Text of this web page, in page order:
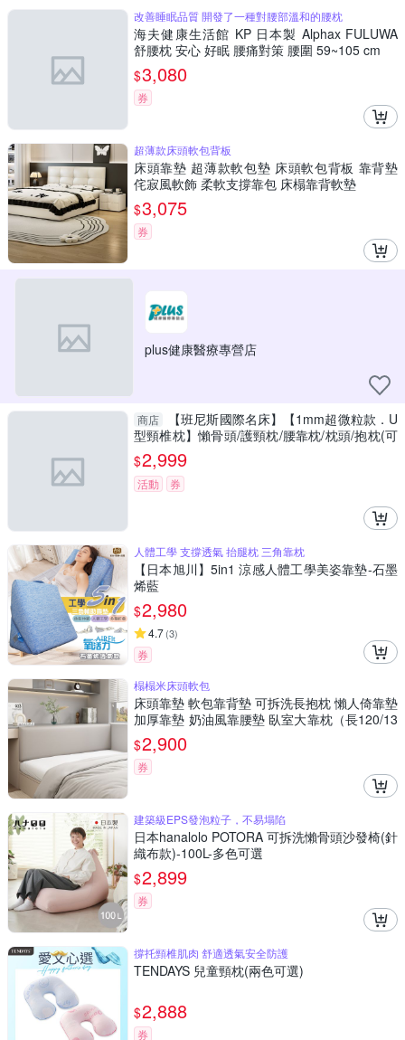
改善睡眠品質 開發了一種對腰部溫和的腰枕
海夫健康生活館 KP 日本製 Alphax FULUWA
舒腰枕 安心 好眠 腰痛對策 腰圍 59~105 cm
$3,080
券
超薄款床頭軟包背板
床頭靠墊 超薄款軟包墊 床頭軟包背板 靠背墊
侘寂風軟飾 柔軟支撐靠包 床榻靠背軟墊
$3,075
券
plus健康醫療專營店
商店
【班尼斯國際名床】【1mm超微粒款．U
型頸椎枕】懶骨頭/護頸枕/腰靠枕/枕頭/抱枕(可
拆洗)！
$2,999
活動 券
人體工學 支撐透氣 抬腿枕 三角靠枕
【日本旭川】5in1 涼感人體工學美姿靠墊-石墨
烯藍
$2,980
4.7(3)
券
榻榻米床頭軟包
床頭靠墊 軟包靠背墊 可拆洗長抱枕 懶人倚靠墊
加厚靠墊 奶油風靠腰墊 臥室大靠枕（長120/13
5cm）
$2,900
券
建築級EPS發泡粒子，不易塌陷
日本hanalolo POTORA 可拆洗懶骨頭沙發椅(針
織布款)-100L-多色可選
$2,899
券
撐托頸椎肌肉 舒適透氣安全防護
TENDAYS 兒童頸枕(兩色可選)
$2,888
券